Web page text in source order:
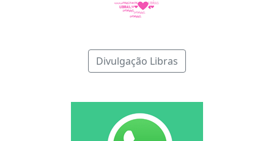
Divulgação Libras